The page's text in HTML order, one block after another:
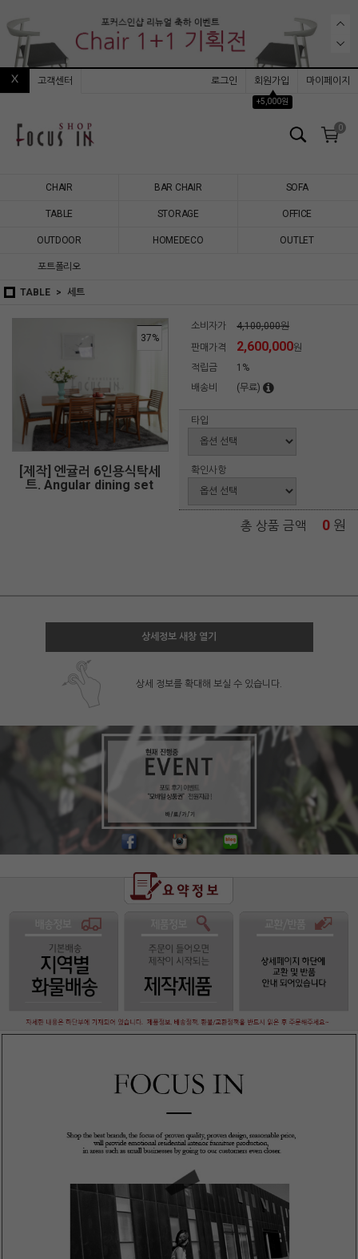
고객센터 로그인
회원가입
▲
+5,000원
마이페이지
0
CHAIR BAR CHAIR SOFA
TABLE STORAGE OFFICE
OUTDOOR HOMEDECO OUTLET
포트폴리오
TABLE 세트
37%
[제작] 엔귤러 6인용식탁세
트. Angular dining set
소비자가
4,100,000원
판매가격
2,600,000원
적립금
1%
배송비
(무료)
타입
확인사항
총 상품 금액 0 원
상세정보 새창 열기
상세 정보를 확대해 보실 수 있습니다.